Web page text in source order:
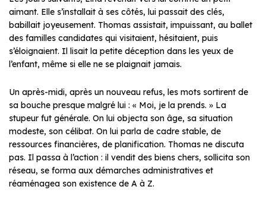
aimant. Elle s’installait à ses côtés, lui passait des clés,
babillait joyeusement. Thomas assistait, impuissant, au ballet
des familles candidates qui visitaient, hésitaient, puis
s’éloignaient. Il lisait la petite déception dans les yeux de
l’enfant, même si elle ne se plaignait jamais.
Un après-midi, après un nouveau refus, les mots sortirent de
sa bouche presque malgré lui : « Moi, je la prends. » La
stupeur fut générale. On lui objecta son âge, sa situation
modeste, son célibat. On lui parla de cadre stable, de
ressources financières, de planification. Thomas ne discuta
pas. Il passa à l’action : il vendit des biens chers, sollicita son
réseau, se forma aux démarches administratives et
réaménagea son existence de A à Z.